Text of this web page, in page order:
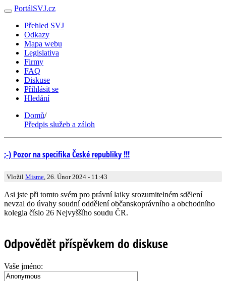
PortálSVJ.cz
Přehled SVJ
Odkazy
Mapa webu
Legislativa
Firmy
FAQ
Diskuse
Přihlásit se
Hledání
Domů/
Předpis služeb a záloh
;-) Pozor na specifika České republiky !!!
Vložil Misme , 26. Únor 2024 - 11:43
Asi jste při tomto svém pro právní laiky srozumitelném sdělení
nevzal do úvahy soudní oddělení občanskoprávního a obchodního
kolegia číslo 26 Nejvyššího soudu ČR.
Odpovědět příspěvkem do diskuse
Vaše jméno: